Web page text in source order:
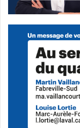
organisation
Gendarmerie de
m². Il est conçu
répartition
en deux régions
réalité
Miser